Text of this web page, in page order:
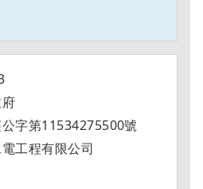
字第11534275500號
工程有限公司